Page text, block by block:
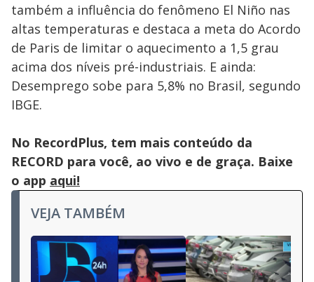
também a influência do fenômeno El Niño nas
altas temperaturas e destaca a meta do Acordo
de Paris de limitar o aquecimento a 1,5 grau
acima dos níveis pré-industriais. E ainda:
Desemprego sobe para 5,8% no Brasil, segundo
IBGE.
No RecordPlus, tem mais conteúdo da
RECORD para você, ao vivo e de graça. Baixe
o app aqui!
VEJA TAMBÉM